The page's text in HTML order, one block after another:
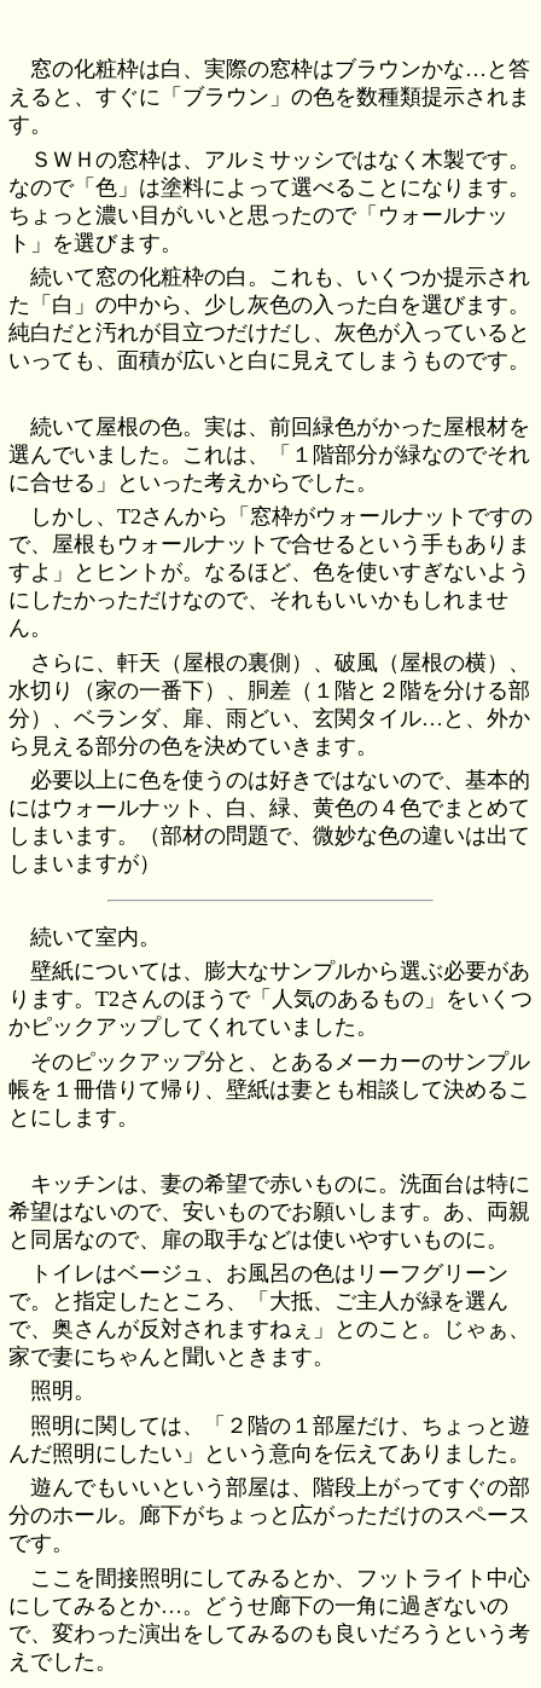
窓の化粧枠は白、実際の窓枠はブラウンかな…と答
えると、すぐに「ブラウン」の色を数種類提示されま
す。
ＳＷＨの窓枠は、アルミサッシではなく木製です。
なので「色」は塗料によって選べることになります。
ちょっと濃い目がいいと思ったので「ウォールナッ
ト」を選びます。
続いて窓の化粧枠の白。これも、いくつか提示され
た「白」の中から、少し灰色の入った白を選びます。
純白だと汚れが目立つだけだし、灰色が入っていると
いっても、面積が広いと白に見えてしまうものです。
続いて屋根の色。実は、前回緑色がかった屋根材を
選んでいました。これは、「１階部分が緑なのでそれ
に合せる」といった考えからでした。
しかし、T2さんから「窓枠がウォールナットですの
で、屋根もウォールナットで合せるという手もありま
すよ」とヒントが。なるほど、色を使いすぎないよう
にしたかっただけなので、それもいいかもしれませ
ん。
さらに、軒天（屋根の裏側）、破風（屋根の横）、
水切り（家の一番下）、胴差（１階と２階を分ける部
分）、ベランダ、扉、雨どい、玄関タイル…と、外か
ら見える部分の色を決めていきます。
必要以上に色を使うのは好きではないので、基本的
にはウォールナット、白、緑、黄色の４色でまとめて
しまいます。（部材の問題で、微妙な色の違いは出て
しまいますが）
続いて室内。
壁紙については、膨大なサンプルから選ぶ必要があ
ります。T2さんのほうで「人気のあるもの」をいくつ
かピックアップしてくれていました。
そのピックアップ分と、とあるメーカーのサンプル
帳を１冊借りて帰り、壁紙は妻とも相談して決めるこ
とにします。
キッチンは、妻の希望で赤いものに。洗面台は特に
希望はないので、安いものでお願いします。あ、両親
と同居なので、扉の取手などは使いやすいものに。
トイレはベージュ、お風呂の色はリーフグリーン
で。と指定したところ、「大抵、ご主人が緑を選ん
で、奥さんが反対されますねぇ」とのこと。じゃぁ、
家で妻にちゃんと聞いときます。
照明。
照明に関しては、「２階の１部屋だけ、ちょっと遊
んだ照明にしたい」という意向を伝えてありました。
遊んでもいいという部屋は、階段上がってすぐの部
分のホール。廊下がちょっと広がっただけのスペース
です。
ここを間接照明にしてみるとか、フットライト中心
にしてみるとか…。どうせ廊下の一角に過ぎないの
で、変わった演出をしてみるのも良いだろうという考
えでした。